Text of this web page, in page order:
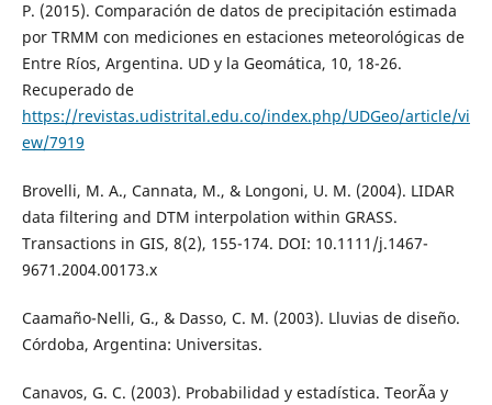
P. (2015). Comparación de datos de precipitación estimada
por TRMM con mediciones en estaciones meteorológicas de
Entre Ríos, Argentina. UD y la Geomática, 10, 18-26.
Recuperado de
https://revistas.udistrital.edu.co/index.php/UDGeo/article/vi
ew/7919
Brovelli, M. A., Cannata, M., & Longoni, U. M. (2004). LIDAR
data filtering and DTM interpolation within GRASS.
Transactions in GIS, 8(2), 155-174. DOI: 10.1111/j.1467-
9671.2004.00173.x
Caamaño-Nelli, G., & Dasso, C. M. (2003). Lluvias de diseño.
Córdoba, Argentina: Universitas.
Canavos, G. C. (2003). Probabilidad y estadística. TeorÃ­a y